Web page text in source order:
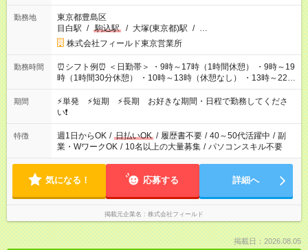
勤務地
東京都豊島区
目白駅 / 駒込駅 / 大塚(東京都)駅 / …
株式会社フィールド東京営業所
勤務時間
⏰シフト例⏰ ＜日勤帯＞ ・9時～17時（1時間休憩） ・9時～19
時（1時間30分休憩） ・10時～13時（休憩なし） ・13時～22時
（1時間休憩） ＜夜勤帯＞ ・22時～午前2時（休憩なし） ・23
時～午前7時（1時間休憩） ・午前0時～6時（休憩なし） ※案件
や日程により変動があります。 ※なるべく希望シフトに合うよ
う調整しております。
期間
⚡単発 ⚡短期 ⚡長期 お好きな期間・日程で勤務してくださ
い❗
特徴 週1日からOK / 日払いOK / 履歴書不要 / 40～50代活躍中 / 副
業・WワークOK / 10名以上の大量募集 / パソコンスキル不要
気になる！ 応募する 詳細へ
掲載元企業名 株式会社フィールド
掲載日：2026.08.05